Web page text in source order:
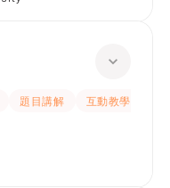
題目講解 互動教學